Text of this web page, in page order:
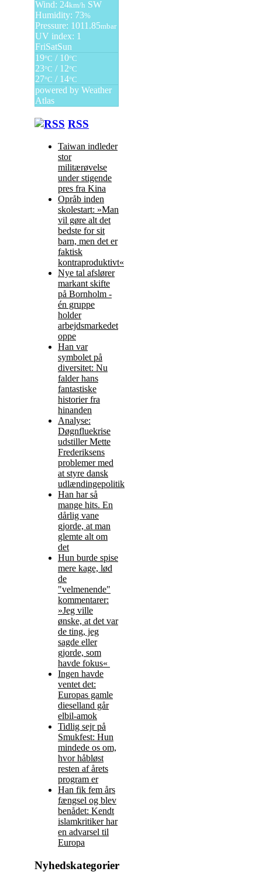
Wind: 24km/h SW
Humidity: 73%
Pressure: 1011.85mbar
UV index: 1
FriSatSun
19°C / 10°C
23°C / 12°C
27°C / 14°C
powered by Weather
Atlas
RSS
Taiwan indleder
stor
militærøvelse
under stigende
pres fra Kina
Opråb inden
skolestart: »Man
vil gøre alt det
bedste for sit
barn, men det er
faktisk
kontraproduktivt«
Nye tal afslører
markant skifte
på Bornholm -
én gruppe
holder
arbejdsmarkedet
oppe
Han var
symbolet på
diversitet: Nu
falder hans
fantastiske
historier fra
hinanden
Analyse:
Døgnfluekrise
udstiller Mette
Frederiksens
problemer med
at styre dansk
udlændingepolitik
Han har så
mange hits. En
dårlig vane
gjorde, at man
glemte alt om
det
Hun burde spise
mere kage, lød
de
"velmenende"
kommentarer:
»Jeg ville
ønske, at det var
de ting, jeg
sagde eller
gjorde, som
havde fokus«
Ingen havde
ventet det:
Europas gamle
dieselland går
elbil-amok
Tidlig sejr på
Smukfest: Hun
mindede os om,
hvor håbløst
resten af årets
program er
Han fik fem års
fængsel og blev
benådet: Kendt
islamkritiker har
en advarsel til
Europa
Nyhedskategorier